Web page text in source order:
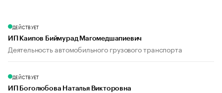
ДЕЙСТВУЕТ
ИП Каипов Биймурад Магомедшапиевич
Деятельность автомобильного грузового транспорта
ДЕЙСТВУЕТ
ИП Боголюбова Наталья Викторовна